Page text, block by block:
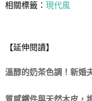
相關標籤： 現代風
【延伸閱讀】
溫醇的奶茶色調！新婚
質感鐵件與天然木皮，